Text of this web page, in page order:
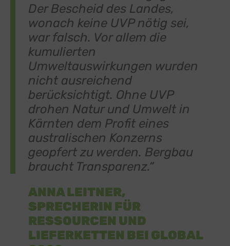
Der Bescheid des Landes,
wonach keine UVP nötig sei,
war falsch. Vor allem die
kumulierten
Umweltauswirkungen wurden
nicht ausreichend
berücksichtigt. Ohne UVP
drohen Natur und Umwelt in
Kärnten dem Profit eines
australischen Konzerns
geopfert zu werden. Bergbau
braucht Transparenz.“
ANNA LEITNER,
SPRECHERIN FÜR
RESSOURCEN UND
LIEFERKETTEN BEI GLOBAL